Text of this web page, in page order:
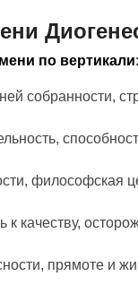
по вертикали:
собранности,
философская
к качеству,
прямоте и